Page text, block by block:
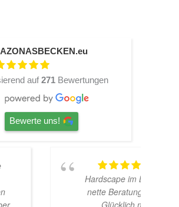
auf 271 Bewertungen
Bewerte uns!
TOP
Hardscape im Laden und sehr
nette Beratung! Ich bin super